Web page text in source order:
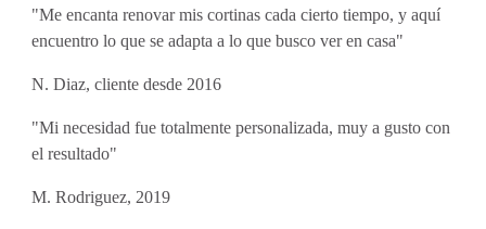
"Me encanta renovar mis cortinas cada cierto tiempo, y aquí
encuentro lo que se adapta a lo que busco ver en casa"
N. Diaz, cliente desde 2016
"Mi necesidad fue totalmente personalizada, muy a gusto con
el resultado"
M. Rodriguez, 2019